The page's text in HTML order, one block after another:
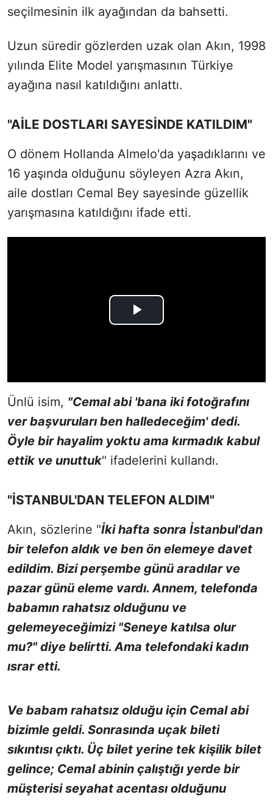
seçilmesinin ilk ayağından da bahsetti.
Uzun süredir gözlerden uzak olan Akın, 1998
yılında Elite Model yarışmasının Türkiye
ayağına nasıl katıldığını anlattı.
"AİLE DOSTLARI SAYESİNDE KATILDIM"
O dönem Hollanda Almelo'da yaşadıklarını ve
16 yaşında olduğunu söyleyen Azra Akın,
aile dostları Cemal Bey sayesinde güzellik
yarışmasına katıldığını ifade etti.
Ünlü isim, "Cemal abi 'bana iki fotoğrafını
ver başvuruları ben halledeceğim' dedi.
Öyle bir hayalim yoktu ama kırmadık kabul
ettik ve unuttuk" ifadelerini kullandı.
"İSTANBUL'DAN TELEFON ALDIM"
Akın, sözlerine "İki hafta sonra İstanbul'dan
bir telefon aldık ve ben ön elemeye davet
edildim. Bizi perşembe günü aradılar ve
pazar günü eleme vardı. Annem, telefonda
babamın rahatsız olduğunu ve
gelemeyeceğimizi "Seneye katılsa olur
mu?" diye belirtti. Ama telefondaki kadın
ısrar etti.
Ve babam rahatsız olduğu için Cemal abi
bizimle geldi. Sonrasında uçak bileti
sıkıntısı çıktı. Üç bilet yerine tek kişilik bilet
gelince; Cemal abinin çalıştığı yerde bir
müşterisi seyahat acentası olduğunu